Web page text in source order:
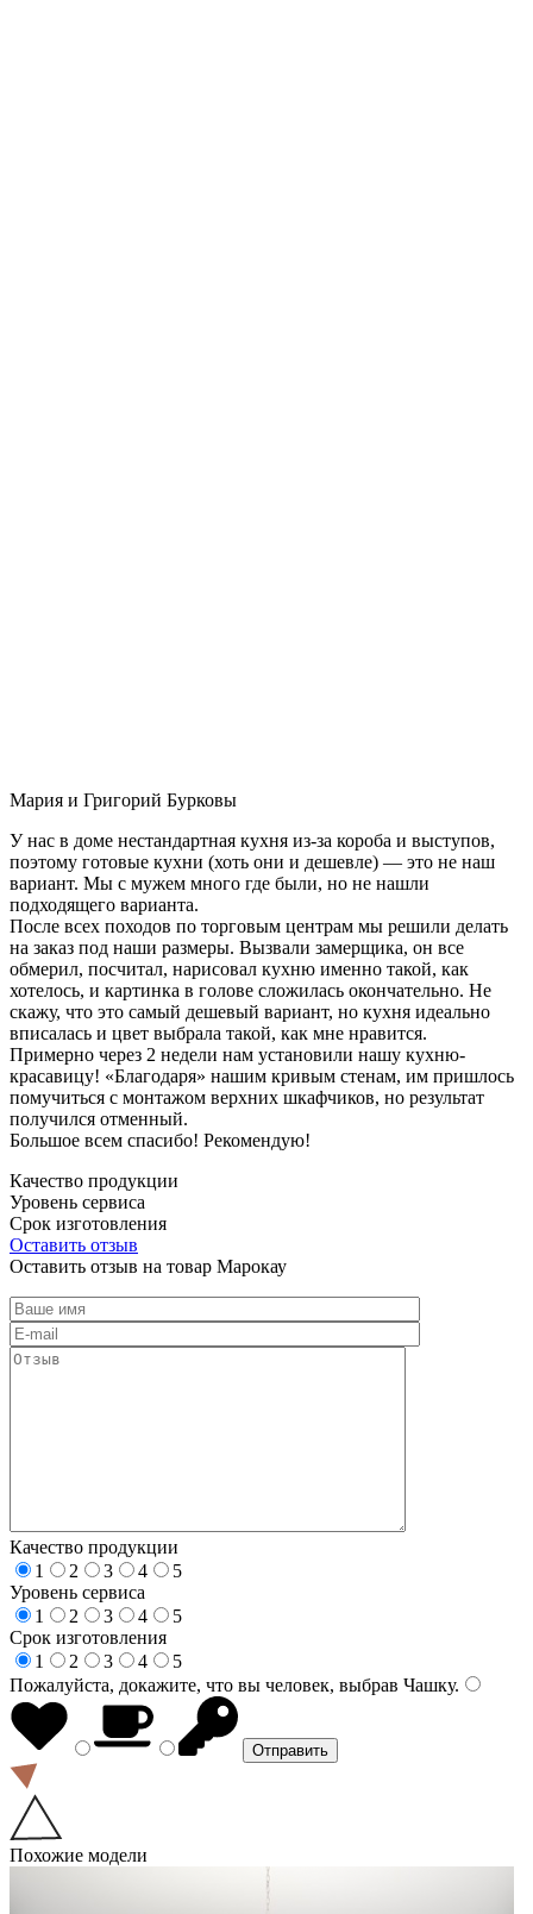
Мария и Григорий Бурковы
У нас в доме нестандартная кухня из-за короба и выступов,
поэтому готовые кухни (хоть они и дешевле) — это не наш
вариант. Мы с мужем много где были, но не нашли
подходящего варианта.
После всех походов по торговым центрам мы решили делать
на заказ под наши размеры. Вызвали замерщика, он все
обмерил, посчитал, нарисовал кухню именно такой, как
хотелось, и картинка в голове сложилась окончательно. Не
скажу, что это самый дешевый вариант, но кухня идеально
вписалась и цвет выбрала такой, как мне нравится.
Примерно через 2 недели нам установили нашу кухню-
красавицу! «Благодаря» нашим кривым стенам, им пришлось
помучиться с монтажом верхних шкафчиков, но результат
получился отменный.
Большое всем спасибо! Рекомендую!
Качество продукции
Уровень сервиса
Срок изготовления
Оставить отзыв
Оставить отзыв на товар Марокау
Качество продукции
1
2 3 4
5
Уровень сервиса
1
2 3 4
5
Срок изготовления
1
2 3 4
5
Пожалуйста, докажите, что вы человек, выбрав Чашку.
Похожие модели